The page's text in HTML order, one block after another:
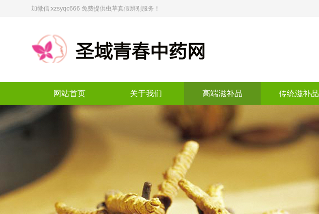
加微信:xzsyqc666 免费提供虫草真假辨别服务！
网站首页 关于我们 高端滋补品 传统滋补品